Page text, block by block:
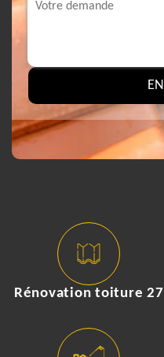
Rénovation toiture 27